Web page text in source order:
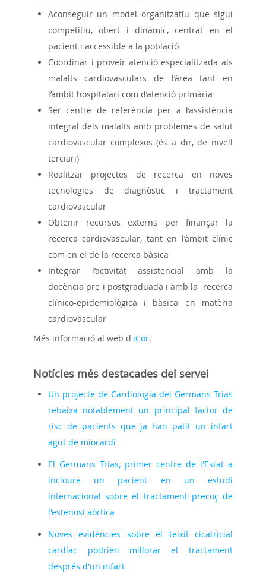
Aconseguir un model organitzatiu que sigui
competitiu, obert i dinàmic, centrat en el
pacient i accessible a la població
Coordinar i proveir atenció especialitzada als
malalts cardiovasculars de l’àrea tant en
l’àmbit hospitalari com d’atenció primària
Ser centre de referència per a l’assistència
integral dels malalts amb problemes de salut
cardiovascular complexos (és a dir, de nivell
terciari)
Realitzar projectes de recerca en noves
tecnologies de diagnòstic i tractament
cardiovascular
Obtenir recursos externs per finançar la
recerca cardiovascular, tant en l’àmbit clínic
com en el de la recerca bàsica
Integrar l’activitat assistencial amb la
docència pre i postgraduada i amb la recerca
clínico-epidemiològica i bàsica en matèria
cardiovascular
Més informació al web d'iCor.
Notícies més destacades del servei
Un projecte de Cardiologia del Germans Trias
rebaixa notablement un principal factor de
risc de pacients que ja han patit un infart
agut de miocardi
El Germans Trias, primer centre de l'Estat a
incloure un pacient en un estudi
internacional sobre el tractament precoç de
l'estenosi aòrtica
Noves evidències sobre el teixit cicatricial
cardíac podrien millorar el tractament
després d'un infart